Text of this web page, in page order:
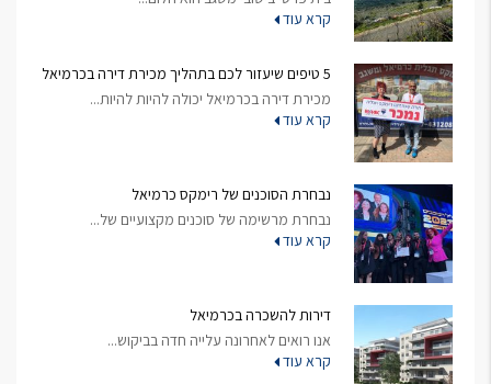
קרא עוד
5 טיפים שיעזור לכם בתהליך מכירת דירה בכרמיאל
מכירת דירה בכרמיאל יכולה להיות להיות...
קרא עוד
נבחרת הסוכנים של רימקס כרמיאל
נבחרת מרשימה של סוכנים מקצועיים של...
קרא עוד
דירות להשכרה בכרמיאל
אנו רואים לאחרונה עלייה חדה בביקוש...
קרא עוד